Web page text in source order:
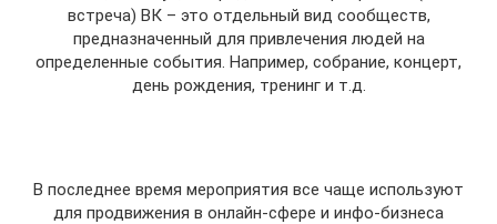
встреча) ВК – это отдельный вид сообществ,
предназначенный для привлечения людей на
определенные события. Например, собрание, концерт,
день рождения, тренинг и т.д.
В последнее время мероприятия все чаще используют
для продвижения в онлайн-сфере и инфо-бизнеса